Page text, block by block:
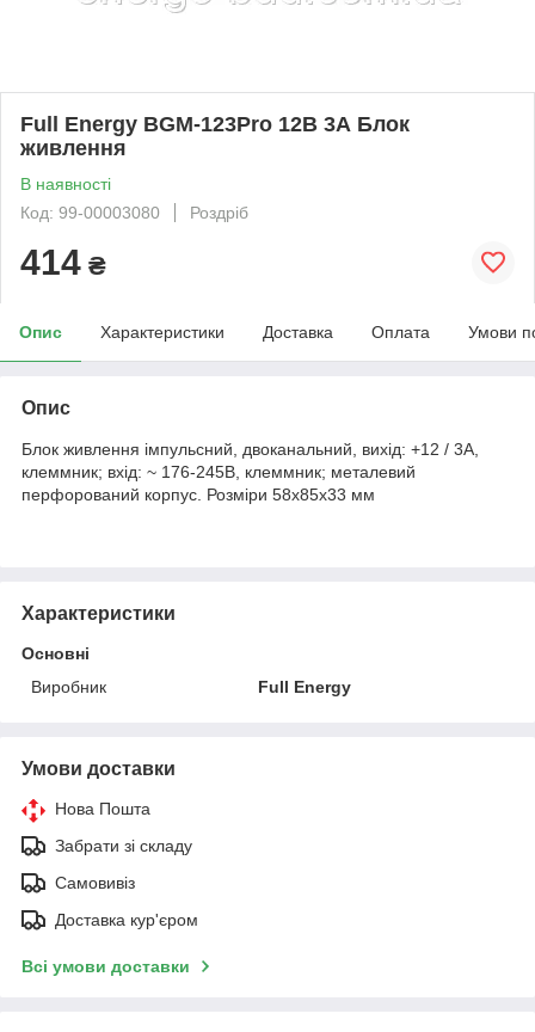
Full Energy BGM-123Pro 12В 3А Блок
живлення
В наявності
Код: 99-00003080
Роздріб
414 ₴
Опис Характеристики Доставка Оплата Умови
Опис
Блок живлення імпульсний, двоканальний, вихід: +12 / 3А,
клеммник; вхід: ~ 176-245В, клеммник; металевий
перфорований корпус. Розміри 58x85x33 мм
Характеристики
Основні
Виробник
Full Energy
Умови доставки
Нова Пошта
Забрати зі складу
Самовивіз
Доставка кур'єром
Всі умови доставки